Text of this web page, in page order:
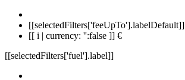
[[selectedFilters['feeUpTo'].labelDefault]]
[[ i | currency: '':false ]] €
[[selectedFilters['fuel'].label]]